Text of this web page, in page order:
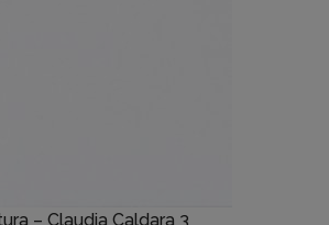
– Claudia Caldara 3